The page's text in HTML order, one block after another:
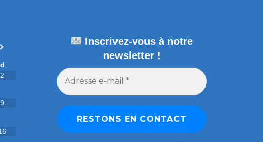
d
2
9
Inscrivez-vous à notre
newsletter !